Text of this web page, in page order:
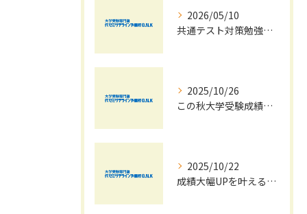
2026/05/10
共通テスト対策勉強は早めに始めましょう！
2025/10/26
この秋大学受験成績大幅UPの秘訣
2025/10/22
成績大幅UPを叶える秋の効率学習法